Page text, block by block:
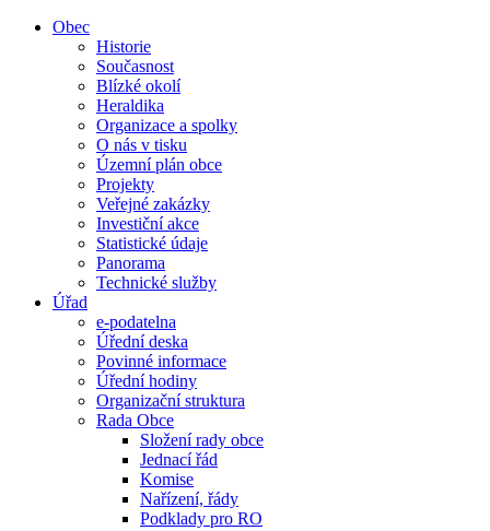
Obec
Historie
Současnost
Blízké okolí
Heraldika
Organizace a spolky
O nás v tisku
Územní plán obce
Projekty
Veřejné zakázky
Investiční akce
Statistické údaje
Panorama
Technické služby
Úřad
e-podatelna
Úřední deska
Povinné informace
Úřední hodiny
Organizační struktura
Rada Obce
Složení rady obce
Jednací řád
Komise
Nařízení, řády
Podklady pro RO